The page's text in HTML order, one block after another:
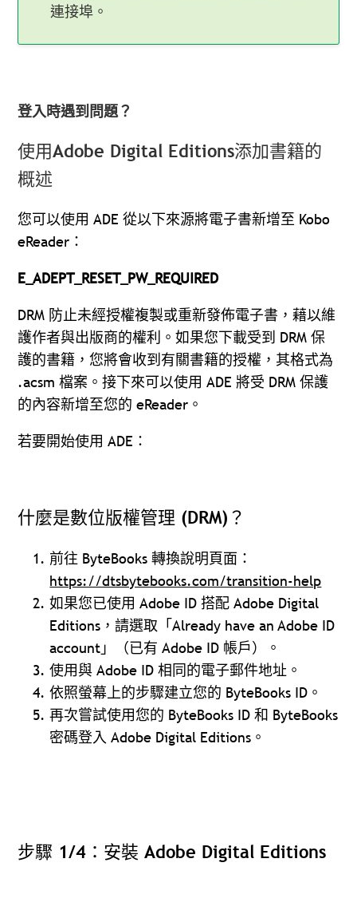
連接埠。
登入時遇到問題？
使用Adobe Digital Editions添加書籍的
概述
您可以使用 ADE 從以下來源將電子書新增至 Kobo
eReader：
E_ADEPT_RESET_PW_REQUIRED
DRM 防止未經授權複製或重新發佈電子書，藉以維
護作者與出版商的權利。如果您下載受到 DRM 保
護的書籍，您將會收到有關書籍的授權，其格式為
.acsm 檔案。接下來可以使用 ADE 將受 DRM 保護
的內容新增至您的 eReader。
若要開始使用 ADE：
什麼是數位版權管理 (DRM)？
前往 ByteBooks 轉換說明頁面：
https://dtsbytebooks.com/transition-help
如果您已使用 Adobe ID 搭配 Adobe Digital
Editions，請選取「Already have an Adobe ID
account」（已有 Adobe ID 帳戶）。
使用與 Adobe ID 相同的電子郵件地址。
依照螢幕上的步驟建立您的 ByteBooks ID。
再次嘗試使用您的 ByteBooks ID 和 ByteBooks
密碼登入 Adobe Digital Editions。
步驟 1/4：安裝 Adobe Digital Editions